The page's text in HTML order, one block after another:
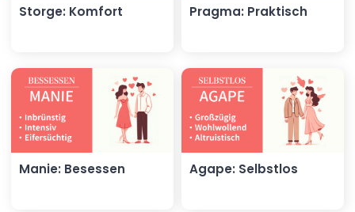
Storge: Komfort Pragma: Praktisch
Manie: Besessen Agape: Selbstlos